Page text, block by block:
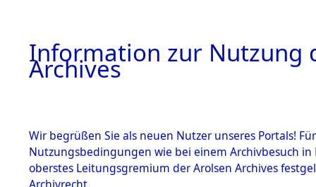
Information zur Nutzung
Archives
Wir begrüßen Sie als neuen Nutzer unseres Portals!
Nutzungsbedingungen wie bei einem Archivbesuch
oberstes Leitungsgremium der Arolsen Archives